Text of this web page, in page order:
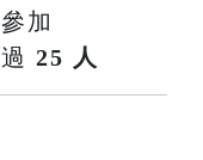
參加
25 人